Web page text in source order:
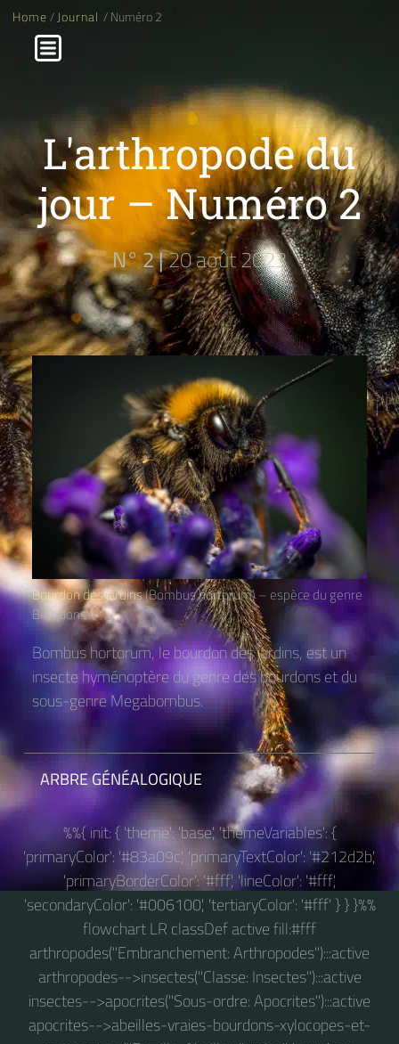
Home/Journal / Numéro 2
L'arthropode du
jour – Numéro 2
N° 2 |20 août 2023
Bourdon des jardins(Bombus hortorum) – espèce du genre
Bourdons
Bombus hortorum, le bourdon des jardins, est un
insecte hyménoptère du genre des bourdons et du
sous-genre Megabombus.
ARBRE GÉNÉALOGIQUE
%%{ init: { 'theme': 'base', 'themeVariables': {
'primaryColor': '#83a09c', 'primaryTextColor': '#212d2b',
'primaryBorderColor': '#fff', 'lineColor': '#fff',
'secondaryColor': '#006100', 'tertiaryColor': '#fff' } } }%%
flowchart LR classDef active fill:#fff
arthropodes("Embranchement: Arthropodes"):::active
arthropodes-->insectes("Classe: Insectes"):::active
insectes-->apocrites("Sous-ordre: Apocrites"):::active
apocrites-->abeilles-vraies-bourdons-xylocopes-et-